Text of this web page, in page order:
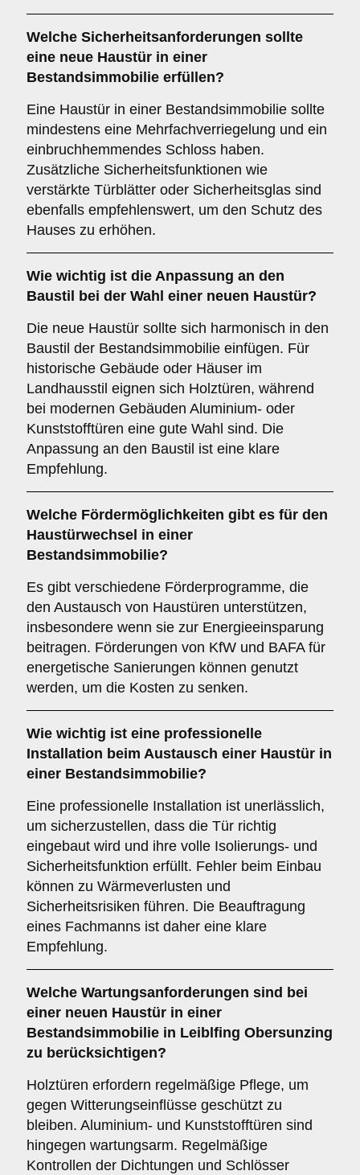
Welche Sicherheitsanforderungen sollte
eine neue Haustür in einer
Bestandsimmobilie erfüllen?
Eine Haustür in einer Bestandsimmobilie sollte
mindestens eine Mehrfachverriegelung und ein
einbruchhemmendes Schloss haben.
Zusätzliche Sicherheitsfunktionen wie
verstärkte Türblätter oder Sicherheitsglas sind
ebenfalls empfehlenswert, um den Schutz des
Hauses zu erhöhen.
Wie wichtig ist die Anpassung an den
Baustil
bei der Wahl einer neuen Haustür?
Die neue Haustür sollte sich harmonisch in den
Baustil der Bestandsimmobilie einfügen. Für
historische Gebäude oder Häuser im
Landhausstil eignen sich Holztüren, während
bei modernen Gebäuden Aluminium- oder
Kunststofftüren eine gute Wahl sind. Die
Anpassung an den Baustil ist eine klare
Empfehlung.
Welche Fördermöglichkeiten gibt es für den
Haustürwechsel in einer
Bestandsimmobilie?
Es gibt verschiedene Förderprogramme, die
den Austausch von Haustüren unterstützen,
insbesondere wenn sie zur Energieeinsparung
beitragen. Förderungen von KfW und BAFA für
energetische Sanierungen können genutzt
werden, um die Kosten zu senken.
Wie wichtig ist eine professionelle
Installation beim Austausch einer Haustür in
einer Bestandsimmobilie?
Eine professionelle Installation ist unerlässlich,
um sicherzustellen, dass die Tür richtig
eingebaut wird und ihre volle Isolierungs- und
Sicherheitsfunktion erfüllt. Fehler beim Einbau
können zu Wärmeverlusten und
Sicherheitsrisiken führen. Die Beauftragung
eines Fachmanns ist daher eine klare
Empfehlung.
Welche Wartungsanforderungen sind bei
einer neuen Haustür in einer
Bestandsimmobilie in Leiblfing Obersunzing
zu berücksichtigen?
Holztüren erfordern regelmäßige Pflege, um
gegen Witterungseinflüsse geschützt zu
bleiben. Aluminium- und Kunststofftüren sind
hingegen wartungsarm. Regelmäßige
Kontrollen der Dichtungen und Schlösser